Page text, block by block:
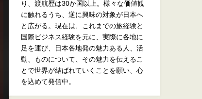
り、渡航歴は30か国以上。様々な価値観
に触れるうち、逆に興味の対象が日本へ
と広がる。現在は、これまでの旅経験と
国際ビジネス経験を元に、実際に各地に
足を運び、日本各地発の魅力ある人、活
動、ものについて、その魅力を伝えるこ
とで世界が結ばれていくことを願い、心
を込めて発信中。